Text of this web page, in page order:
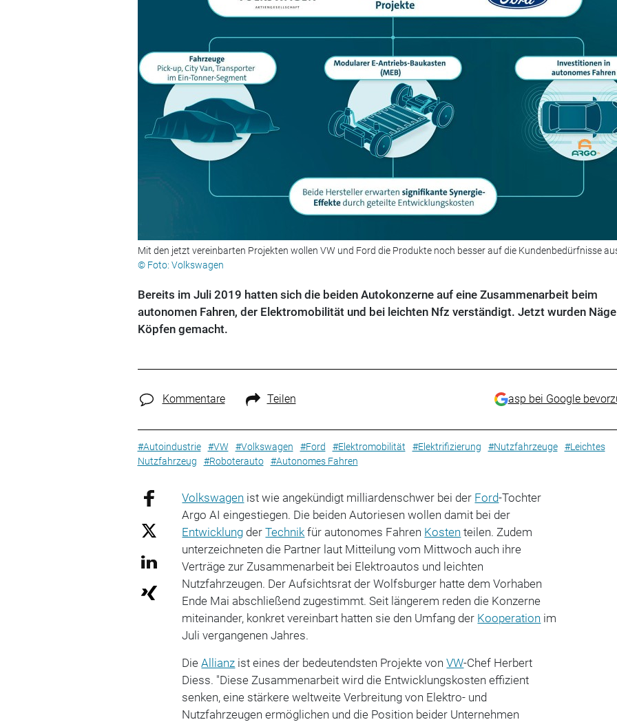
Mit den jetzt vereinbarten Projekten wollen VW und Ford die Produkte noch besser auf die Kundenbedürfnisse
© Foto: Volkswagen
Bereits im Juli 2019 hatten sich die beiden Autokonzerne auf eine Zusammenarbeit beim
autonomen Fahren, der Elektromobilität und bei leichten Nfz verständigt. Jetzt wurden
Köpfen gemacht.
Kommentare Teilen asp bei Google
#Autoindustrie #VW #Volkswagen #Ford #Elektromobilität #Elektrifizierung #Nutzfahrzeuge
#Leichtes
Nutzfahrzeug
#Roboterauto #Autonomes Fahren
Volkswagen ist wie angekündigt milliardenschwer bei der Ford-Tochter
Argo AI eingestiegen. Die beiden Autoriesen wollen damit bei der
Entwicklung derTechnik für autonomes Fahren Kosten teilen. Zudem
unterzeichneten die Partner laut Mitteilung vom Mittwoch auch ihre
Verträge zur Zusammenarbeit bei Elektroautos und leichten
Nutzfahrzeugen. Der Aufsichtsrat der Wolfsburger hatte dem Vorhaben
Ende Mai abschließend zugestimmt. Seit längerem reden die Konzerne
miteinander, konkret vereinbart hatten sie den Umfang der Kooperation im
Juli vergangenen Jahres.
DieAllianz ist eines der bedeutendsten Projekte vonVW-Chef Herbert
Diess. "Diese Zusammenarbeit wird die Entwicklungskosten effizient
senken, eine stärkere weltweite Verbreitung von Elektro- und
Nutzfahrzeugen ermöglichen und die Position beider Unternehmen